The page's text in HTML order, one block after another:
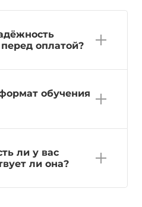
оплатой?
обучения
ли у вас
ли она?